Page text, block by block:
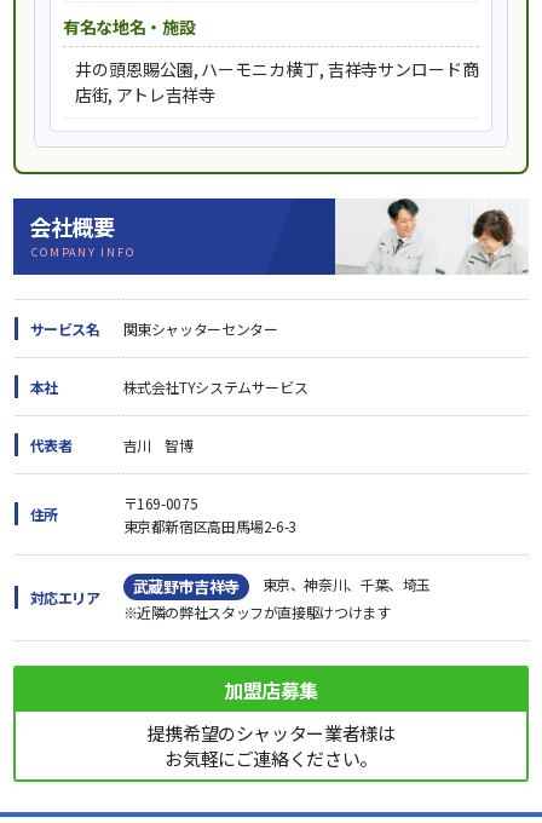
有名な地名・施設
井の頭恩賜公園, ハーモニカ横丁, 吉祥寺サンロード商
店街, アトレ吉祥寺
会社概要
COMPANY INFO
サービス名 関東シャッターセンター
本社 株式会社TYシステムサービス
代表者 吉川 智博
住所
〒169-0075
東京都新宿区高田馬場2-6-3
対応エリア 武蔵野市吉祥寺
東京、神奈川、千葉、埼玉
※近隣の弊社スタッフが直接駆けつけます
加盟店募集
提携希望のシャッター業者様は
お気軽にご連絡ください。